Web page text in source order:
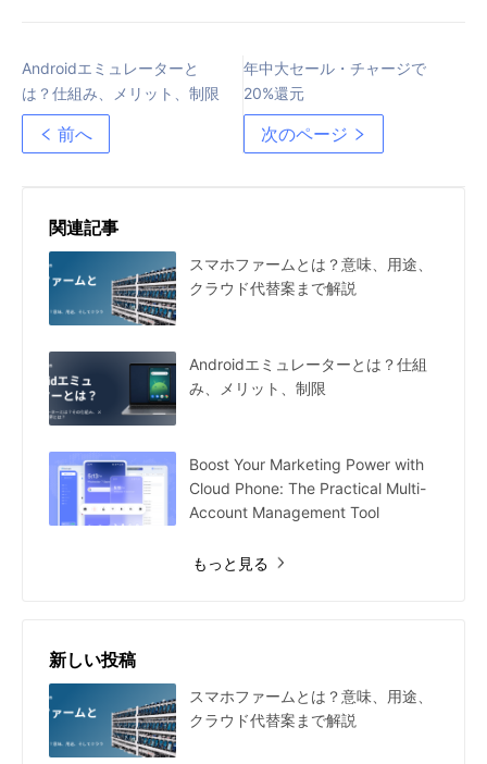
Androidエミュレーターと
は？仕組み、メリット、制限
前へ
年中大セール・チャージで
20%還元
次のページ
関連記事
スマホファームとは？意味、用途、
クラウド代替案まで解説
Androidエミュレーターとは？仕組
み、メリット、制限
Boost Your Marketing Power with
Cloud Phone: The Practical Multi-
Account Management Tool
もっと見る
新しい投稿
スマホファームとは？意味、用途、
クラウド代替案まで解説